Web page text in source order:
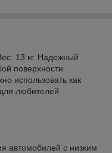
13 кг. Надежный
поверхности
использовать как
любителей
автомобилей с низким